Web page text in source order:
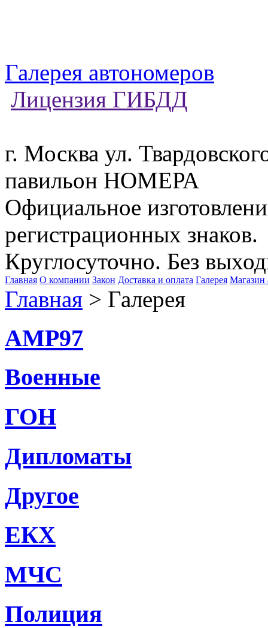
Галерея автономеров
Лицензия ГИБДД
г. Москва ул.
павильон НОМЕРА
Официальное
регистрационных
Круглосуточно. Без
Главная О компании Закон Доставка и оплата Галерея Магазин
Главная > Галерея
АМР97
Военные
ГОН
Дипломаты
Другое
ЕКХ
МЧС
Полиция